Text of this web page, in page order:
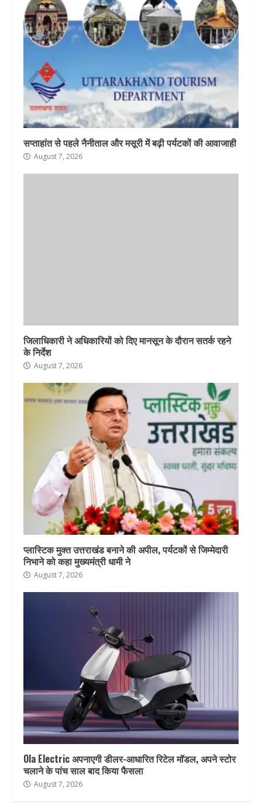
सप्ताहांत से पहले नैनीताल और मसूरी में बढ़ी पर्यटकों की आवाजाही
August 7, 2026
जिलाधिकारी ने अधिकारियों को दिए मानसून के दौरान सतर्क रहने
के निर्देश
August 7, 2026
प्लास्टिक मुक्त उत्तराखंड बनाने की अपील, पर्यटकों से जिम्मेदारी
निभाने को कहा मुख्यमंत्री धामी ने
August 7, 2026
Ola Electric अपनाएगी डीलर-आधारित रिटेल मॉडल, अपने स्टोर
चलाने के पांच साल बाद किया फैसला
August 7, 2026